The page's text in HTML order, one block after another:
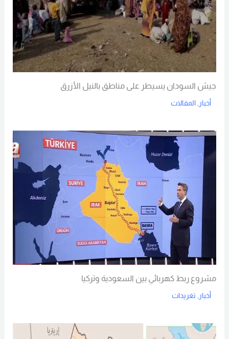
جيش السودان يسيطر على مناطق بالنيل الأزرق
أخبار المقالات
مشروع ربط كهربائي بين السعودية وتركيا
أخبار تغريدات